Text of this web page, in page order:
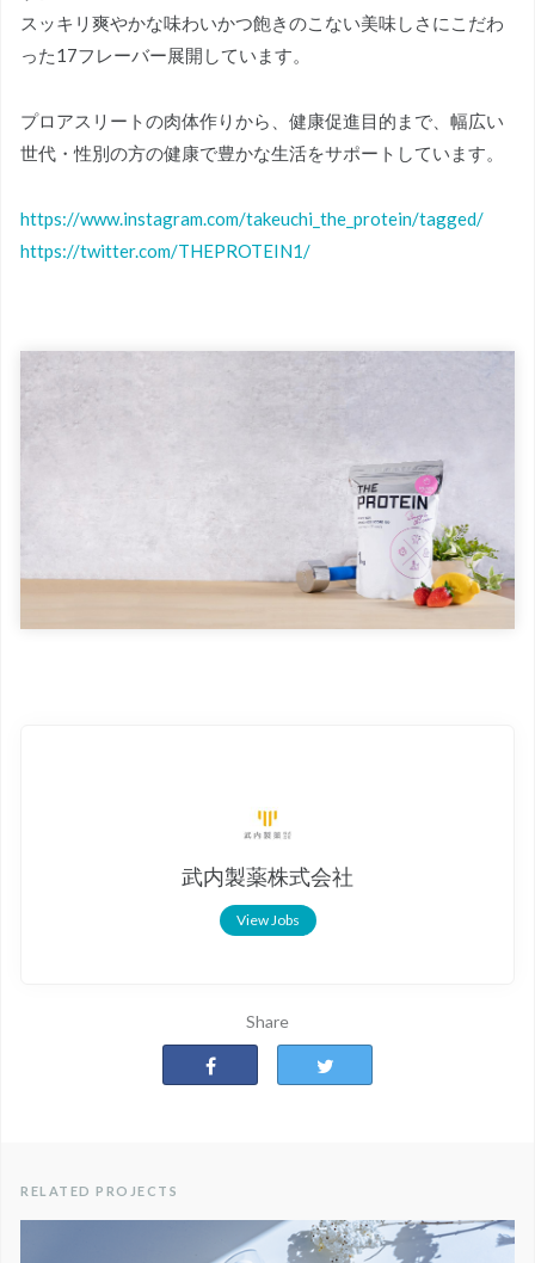
スッキリ爽やかな味わいかつ飽きのこない美味しさにこだわ
った17フレーバー展開しています。
プロアスリートの肉体作りから、健康促進目的まで、幅広い
世代・性別の方の健康で豊かな生活をサポートしています。
https://www.instagram.com/takeuchi_the_protein/tagged/
https://twitter.com/THEPROTEIN1/
武内製薬株式会社
View Jobs
Share
RELATED PROJECTS